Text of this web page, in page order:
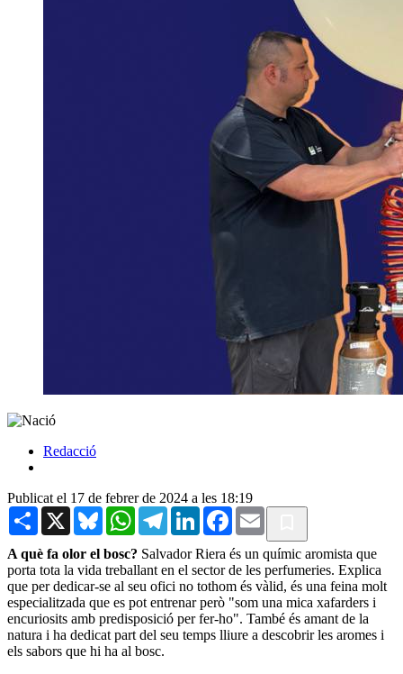
Redacció
Publicat el 17 de febrer de 2024 a les 18:19
Share X BlueskyWhatsAppTelegramLinkedInFacebook
Email
A què fa olor el bosc? Salvador Riera és un químic aromista que
porta tota la vida treballant en el sector de les perfumeries. Explica
que per dedicar-se al seu ofici no tothom és vàlid, és una feina molt
especialitzada que es pot entrenar però "som una mica xafarders i
encuriosits amb predisposició per fer-ho". També és amant de la
natura i ha dedicat part del seu temps lliure a descobrir les aromes i
els sabors que hi ha al bosc.